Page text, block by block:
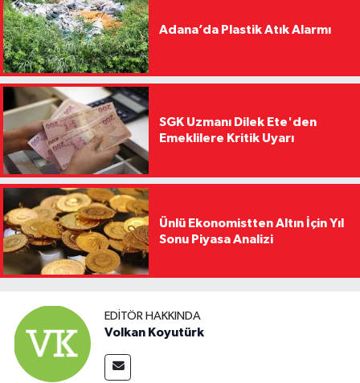
Adana’da Plastik Atık Alarmı
SGK Uzmanı Dilek Ete'den
Emeklilere Kritik Uyarı
Ünlü Ekonomistten Altın İçin Yıl
Sonu Piyasa Analizi
EDITÖR HAKKINDA
Volkan Koyutürk